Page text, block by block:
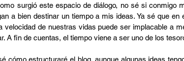
surgió este espacio de diálogo, no sé si conmigo
a bien destinar un tiempo a mis ideas. Ya sé que
velocidad de nuestras vidas puede ser implacable a
A fin de cuentas, el tiempo viene a ser uno de los
cómo estructuraré el blog, aunque algunas ideas